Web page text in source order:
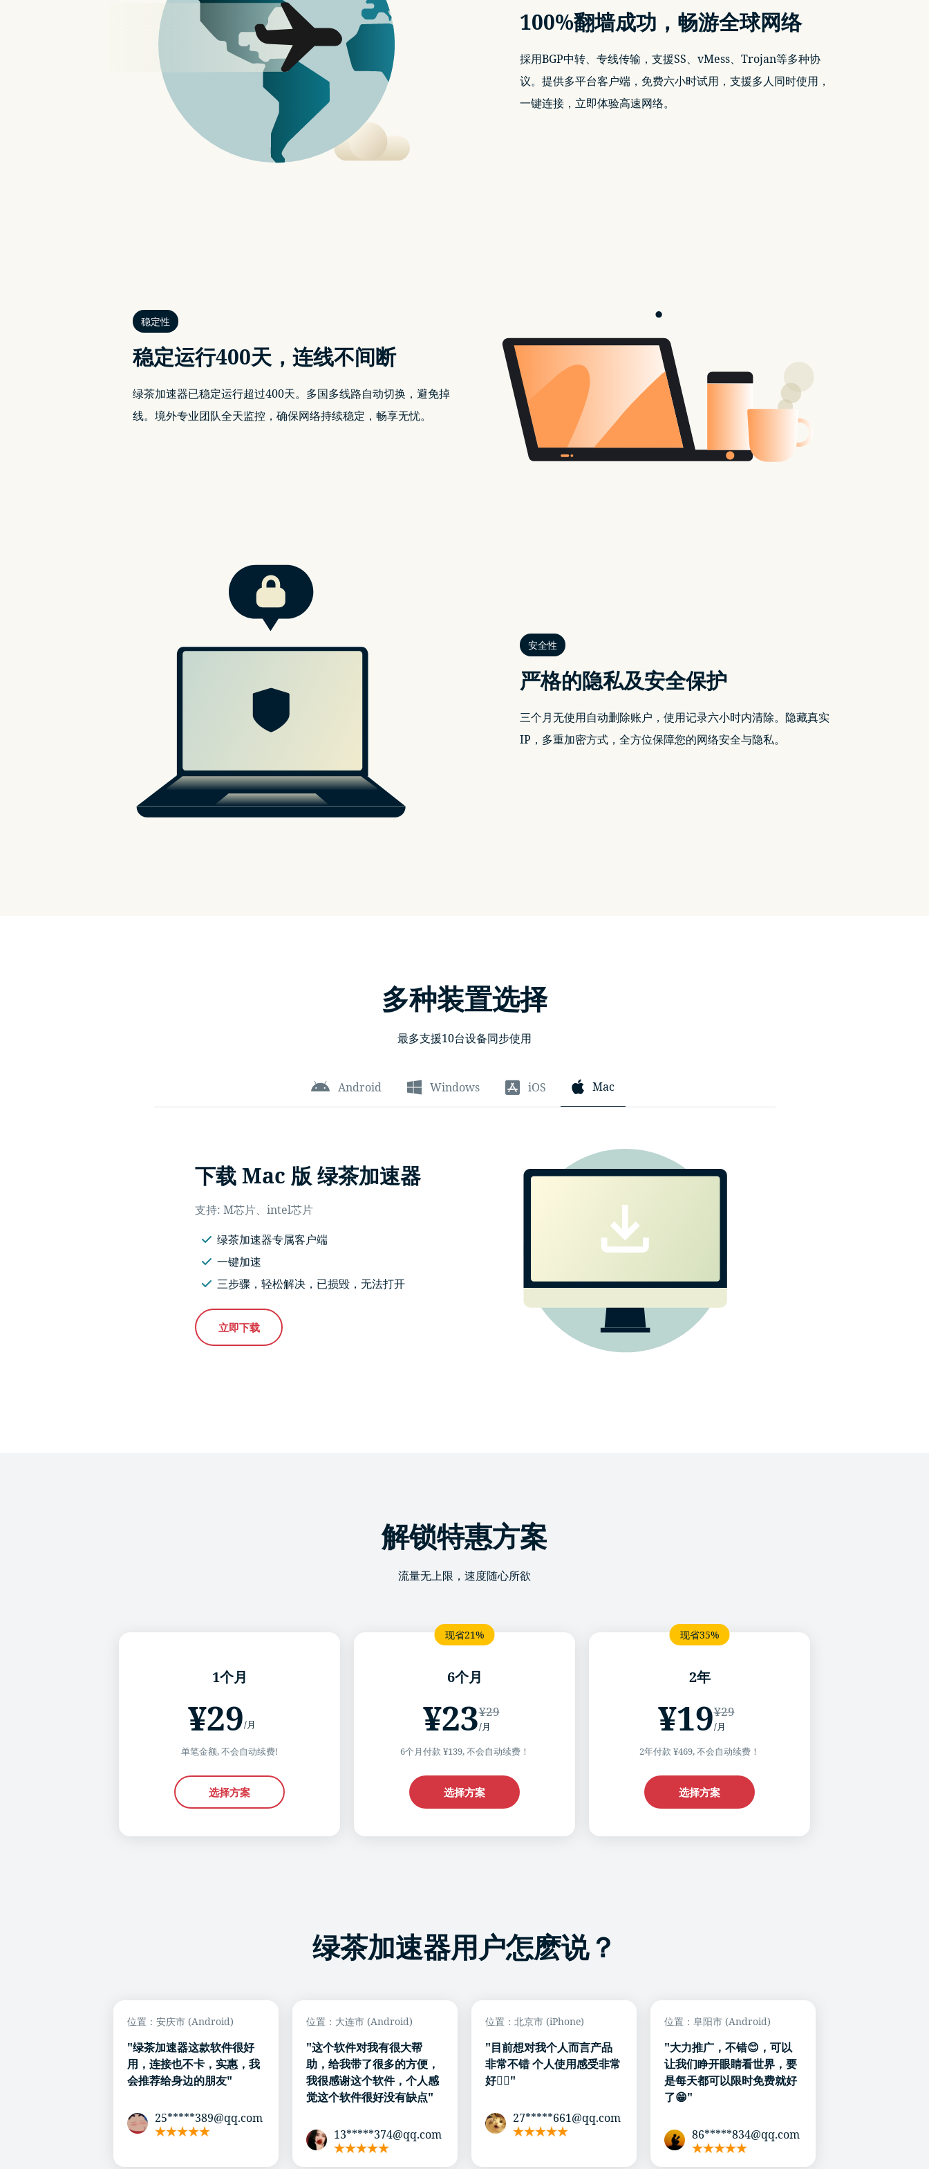
×
限时免费!
100%翻墙成功 ， 畅游全球网络
採用BGP中转、专线传输，支援SS、vMess、Trojan等多种协
议。提供多平台客户端，免费六小时试用，支援多人同时使用，
一键连接，立即体验高速网络。
稳定性
稳定运行400天 ， 连线不间断
绿茶加速器已稳定运行超过400天。多国多线路自动切换，避免掉
线。境外专业团队全天监控，确保网络持续稳定，畅享无忧。
安全性
严格的隐私及安全保护
三个月无使用自动删除账户，使用记录六小时内清除。隐藏真实
IP，多重加密方式，全方位保障您的网络安全与隐私。
多种装置选择
最多支援10台设备同步使用
Android Windows iOS Mac
下载 Mac 版 绿茶加速器
支持: M芯片、intel芯片
绿茶加速器专属客户端
一键加速
三步骤，轻松解决，已损毁，无法打开
立即下载
解锁特惠方案
流量无上限，速度随心所欲
1个月
¥29/月
单笔金额, 不会自动续费!
选择方案
6个月
¥23¥29
/月
6个月付款 ¥139, 不会自动续费！
选择方案
2年
¥19¥29
/月
2年付款 ¥469, 不会自动续费！
选择方案
绿茶加速器用户怎麽说？
位置：安庆市 (Android)
"绿茶加速器这款软件很好
用，连接也不卡，实惠，我
会推荐给身边的朋友"
25*****389@qq.com
位置：大连市 (Android)
"这个软件对我有很大帮
助，给我带了很多的方便，
我很感谢这个软件，个人感
觉这个软件很好没有缺点"
13*****374@qq.com
位置：北京市 (iPhone)
"目前想对我个人而言产品
非常不错 个人使用感受非常
好👌🏻"
27*****661@qq.com
位置：阜阳市 (Android)
"大力推广，不错😊，可以
让我们睁开眼睛看世界，要
是每天都可以限时免费就好
了😁"
86*****834@qq.com